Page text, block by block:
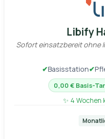
Libify
Sofort einsatzbereit ohne
✔Basisstation✔
0,00 € Basis-
✨ 4